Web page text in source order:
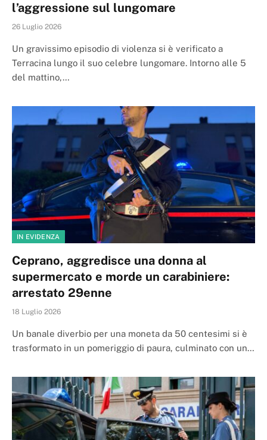
l’aggressione sul lungomare
26 Luglio 2026
Un gravissimo episodio di violenza si è verificato a
Terracina lungo il suo celebre lungomare. Intorno alle 5
del mattino,…
IN EVIDENZA
Ceprano, aggredisce una donna al
supermercato e morde un carabiniere:
arrestato 29enne
18 Luglio 2026
Un banale diverbio per una moneta da 50 centesimi si è
trasformato in un pomeriggio di paura, culminato con un…